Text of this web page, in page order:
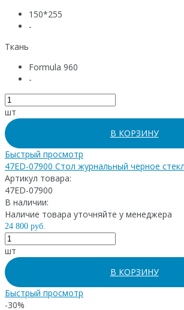
150*255
-
Ткань
Formula 960
-
шт
В КОРЗИНУ
Быстрый просмотр
47ED-07900 Стол журнальный черное
Артикул товара:
47ED-07900
В наличии:
Наличие товара уточняйте у менеджера
24 800 руб.
шт
В КОРЗИНУ
Быстрый просмотр
-30%